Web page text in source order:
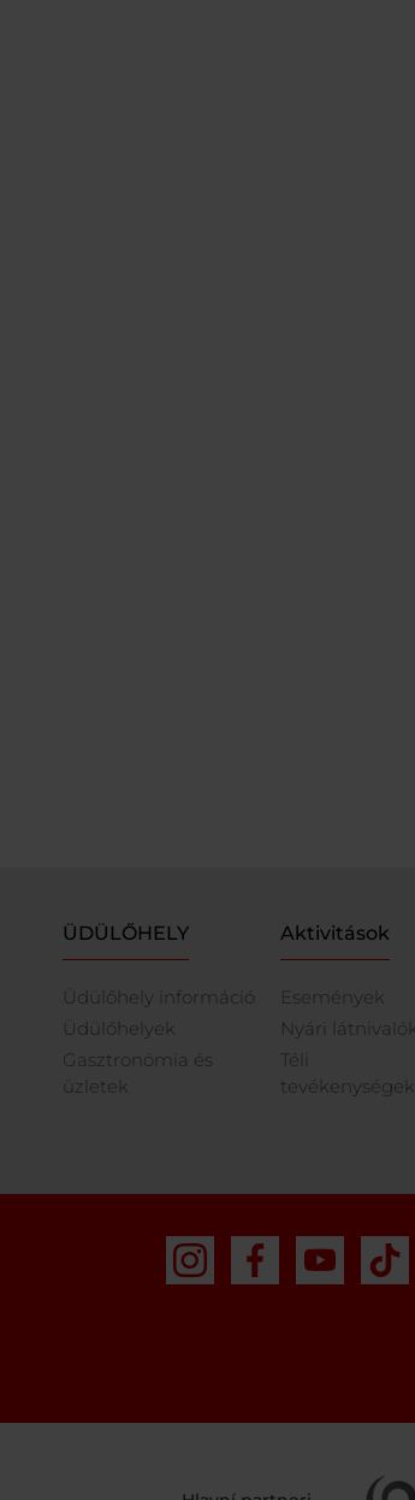
ÜDÜLŐHELY
Üdülőhely információ
Üdülőhelyek
Gasztronómia és
üzletek
Aktivitások
Események
Nyári
Téli
tevékenységek